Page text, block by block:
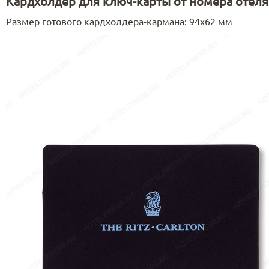
Размер готового кардхолдера-кармана: 94х62 мм